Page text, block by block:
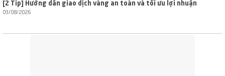
[2 Tip] Hướng dẫn giao dịch vàng an toàn và tối ưu lợi nhuận
03/08/2026